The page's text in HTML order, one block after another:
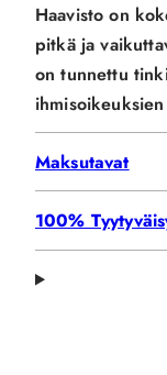
Haavisto on
pitkä ja
on tunnettu
Maksutavat
100%